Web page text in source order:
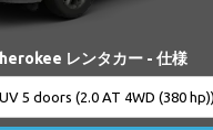
レンタカー - 仕様